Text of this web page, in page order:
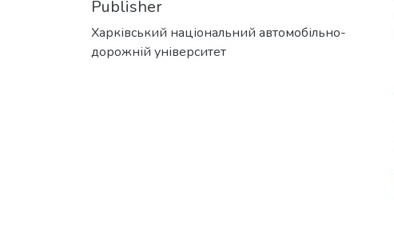
Publisher
Харківський національний автомобільно-
дорожній університет